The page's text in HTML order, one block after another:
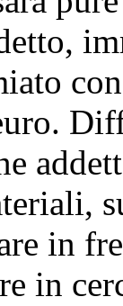
in
in